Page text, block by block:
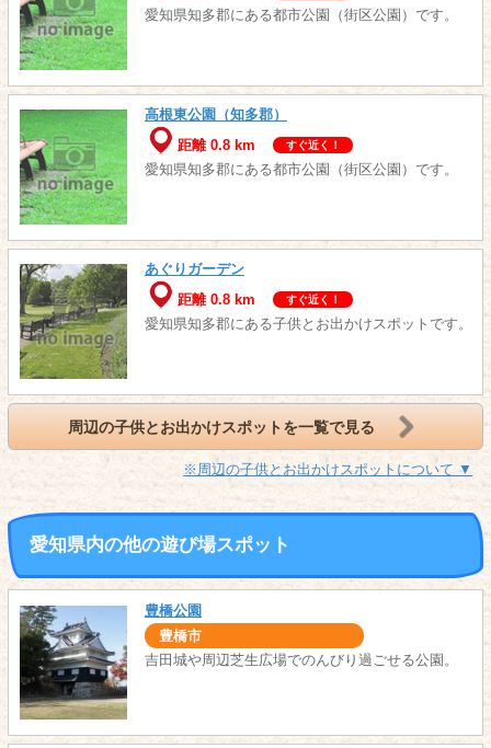
愛知県知多郡にある都市公園（街区公園）です。
高根東公園（知多郡）
距離 0.8 km
すぐ近く！
愛知県知多郡にある都市公園（街区公園）です。
あぐりガーデン
距離 0.8 km
すぐ近く！
愛知県知多郡にある子供とお出かけスポットです。
周辺の子供とお出かけスポットを一覧で見る
※周辺の子供とお出かけスポットについて ▼
愛知県内の他の遊び場スポット
豊橋公園
豊橋市
吉田城や周辺芝生広場でのんびり過ごせる公園。